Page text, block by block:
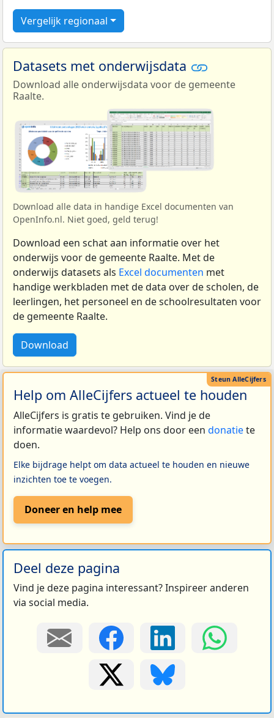
Vergelijk regionaal
Datasets met onderwijsdata
Download alle onderwijsdata voor de gemeente
Raalte.
Download alle data in handige Excel documenten van
OpenInfo.nl. Niet goed, geld terug!
Download een schat aan informatie over het
onderwijs voor de gemeente Raalte. Met de
onderwijs datasets als Excel documenten met
handige werkbladen met de data over de scholen, de
leerlingen, het personeel en de schoolresultaten voor
de gemeente Raalte.
Download
Help om AlleCijfers actueel te houden
AlleCijfers is gratis te gebruiken. Vind je de
informatie waardevol? Help ons door een donatiete
doen.
Elke bijdrage helpt om data actueel te houden en nieuwe
inzichten toe te voegen.
Doneer en help mee
Deel deze pagina
Vind je deze pagina interessant? Inspireer anderen
via social media.